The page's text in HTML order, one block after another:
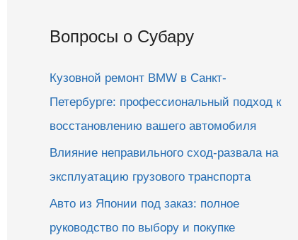
с
Вопросы о Субару
Кузовной ремонт BMW в Санкт-
Петербурге: профессиональный подход к
восстановлению вашего автомобиля
Влияние неправильного сход-развала на
эксплуатацию грузового транспорта
Авто из Японии под заказ: полное
руководство по выбору и покупке